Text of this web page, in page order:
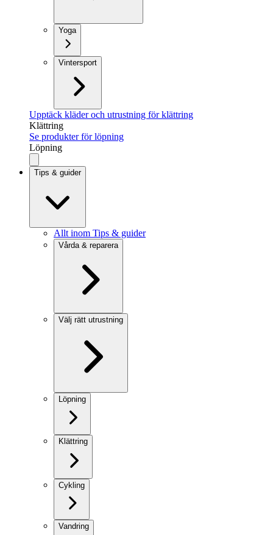
Yoga
Vintersport
Upptäck kläder och utrustning för klättring
Klättring
Se produkter för löpning
Löpning
Tips & guider
Allt inom Tips & guider
Vårda & reparera
Välj rätt utrustning
Löpning
Klättring
Cykling
Vandring